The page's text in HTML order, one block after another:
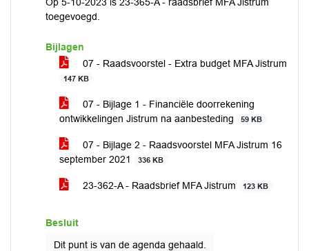
toegevoegd.
Bijlagen
07 - Raadsvoorstel - Extra budget MFA Jistrum
147 KB
07 - Bijlage 1 - Financiële doorrekening
ontwikkelingen Jistrum na aanbesteding
59 KB
07 - Bijlage 2 - Raadsvoorstel MFA Jistrum 16
september 2021
336 KB
23-362-A - Raadsbrief MFA Jistrum 123 KB
Besluit
Dit punt is van de agenda gehaald.